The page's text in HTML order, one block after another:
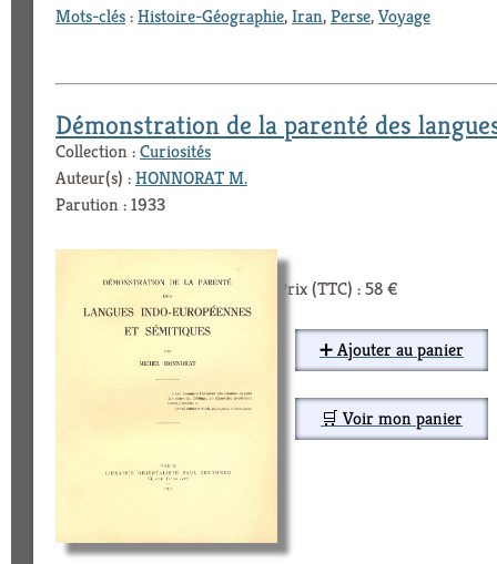
Mots-clés:Histoire-Géographie,Iran,Perse,Voyage
Démonstration de la parenté des
Collection :Curiosités
Auteur(s) :HONNORAT M.
Parution : 1933
Prix (TTC) : 58 €
➕ Ajouter au panier
🛒 Voir mon panier